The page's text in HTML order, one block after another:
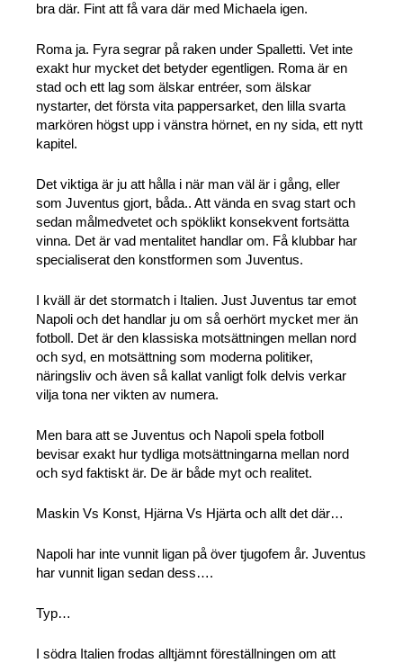
bra där. Fint att få vara där med Michaela igen.
Roma ja. Fyra segrar på raken under Spalletti. Vet inte
exakt hur mycket det betyder egentligen. Roma är en
stad och ett lag som älskar entréer, som älskar
nystarter, det första vita pappersarket, den lilla svarta
markören högst upp i vänstra hörnet, en ny sida, ett nytt
kapitel.
Det viktiga är ju att hålla i när man väl är i gång, eller
som Juventus gjort, båda.. Att vända en svag start och
sedan målmedvetet och spöklikt konsekvent fortsätta
vinna. Det är vad mentalitet handlar om. Få klubbar har
specialiserat den konstformen som Juventus.
I kväll är det stormatch i Italien. Just Juventus tar emot
Napoli och det handlar ju om så oerhört mycket mer än
fotboll. Det är den klassiska motsättningen mellan nord
och syd, en motsättning som moderna politiker,
näringsliv och även så kallat vanligt folk delvis verkar
vilja tona ner vikten av numera.
Men bara att se Juventus och Napoli spela fotboll
bevisar exakt hur tydliga motsättningarna mellan nord
och syd faktiskt är. De är både myt och realitet.
Maskin Vs Konst, Hjärna Vs Hjärta och allt det där…
Napoli har inte vunnit ligan på över tjugofem år. Juventus
har vunnit ligan sedan dess….
Typ…
I södra Italien frodas alltjämnt föreställningen om att